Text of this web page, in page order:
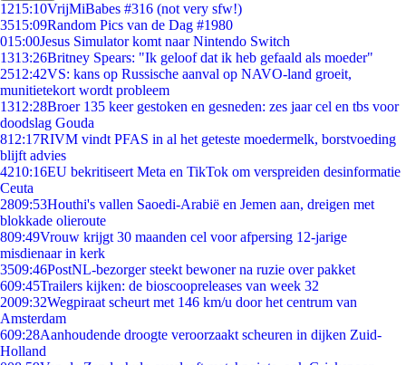
1215:10VrijMiBabes #316 (not very sfw!)
3515:09Random Pics van de Dag #1980
015:00Jesus Simulator komt naar Nintendo Switch
1313:26Britney Spears: "Ik geloof dat ik heb gefaald als moeder"
2512:42VS: kans op Russische aanval op NAVO-land groeit,
munitietekort wordt probleem
1312:28Broer 135 keer gestoken en gesneden: zes jaar cel en tbs voor
doodslag Gouda
812:17RIVM vindt PFAS in al het geteste moedermelk, borstvoeding
blijft advies
4210:16EU bekritiseert Meta en TikTok om verspreiden desinformatie
Ceuta
2809:53Houthi's vallen Saoedi-Arabië en Jemen aan, dreigen met
blokkade olieroute
809:49Vrouw krijgt 30 maanden cel voor afpersing 12-jarige
misdienaar in kerk
3509:46PostNL-bezorger steekt bewoner na ruzie over pakket
609:45Trailers kijken: de bioscoopreleases van week 32
2009:32Wegpiraat scheurt met 146 km/u door het centrum van
Amsterdam
609:28Aanhoudende droogte veroorzaakt scheuren in dijken Zuid-
Holland